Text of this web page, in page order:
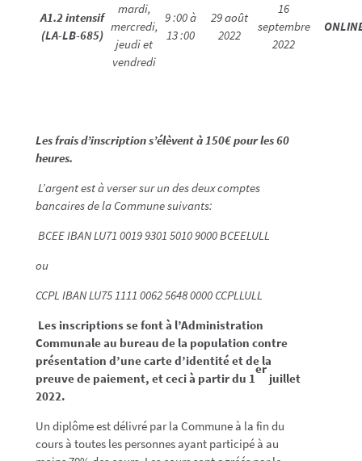
A1.2intensif
(LA-LB-685)
mardi,
mercredi,
jeudi et
vendredi
9 :00 à
13 :00
29 août
2022
16
septembre
2022
Les frais d’inscription s’élèvent à 150€ pour les 60
heures.
L’argent est à verser sur un des deux comptes
bancaires de la Commune suivants:
BCEE IBAN LU71 0019 9301 5010 9000 BCEELULL
ou
CCPL IBAN LU75 1111 0062 5648 0000 CCPLLULL
Les inscriptions se font à l’Administration
Communale au bureau de la population contre
présentation d’une carte d’identité et de la
preuve de paiement, et ceci à partir du 1
er
juillet
2022.
Un diplôme est délivré par la Commune à la fin du
cours à toutes les personnes ayant participé à au